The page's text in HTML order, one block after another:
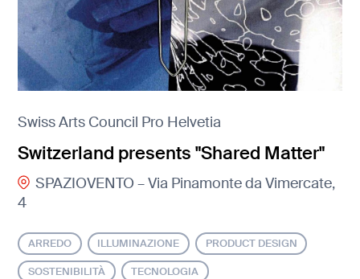
Swiss Arts Council Pro Helvetia
Switzerland presents "Shared Matter"
SPAZIOVENTO – Via Pinamonte da Vimercate,
4
ARREDO ILLUMINAZIONE PRODUCT DESIGN
SOSTENIBILITÀ TECNOLOGIA